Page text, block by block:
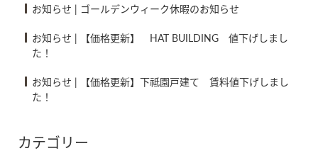
お知らせ | ゴールデンウィーク休暇のお知らせ
お知らせ | 【価格更新】 HAT BUILDING 値下げしまし
た！
お知らせ | 【価格更新】下祗園戸建て 賃料値下げしまし
た！
カテゴリー